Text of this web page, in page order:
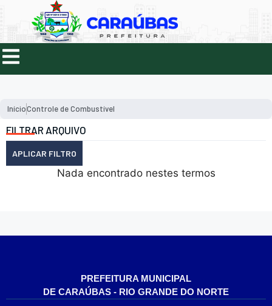
InícioControle de Combustível
FILTRAR ARQUIVO
APLICAR FILTRO
Nada encontrado nestes termos
PREFEITURA MUNICIPAL
DE CARAÚBAS - RIO GRANDE DO NORTE